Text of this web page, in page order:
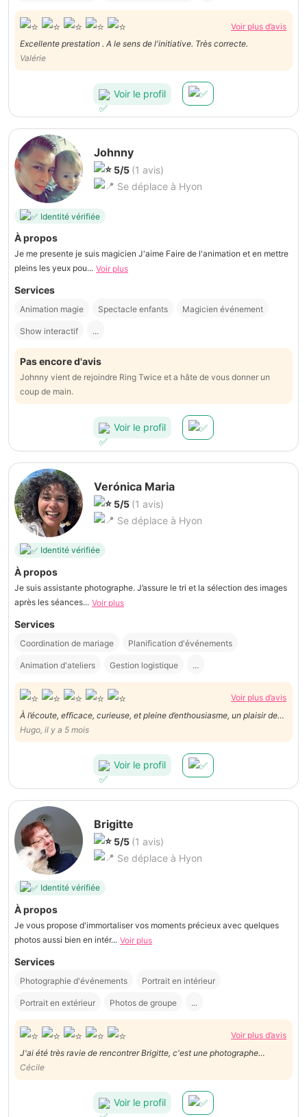
Voir plus d’avis
Excellente prestation . A le sens de l'initiative. Très correcte.
Valérie
Voir le profil
Johnny
5/5 (1 avis)
Se déplace à Hyon
Identité vérifiée
À propos
Je me presente je suis magicien J'aime Faire de l'animation et en mettre
pleins les yeux pou... Voir plus
Services
Animation magie Spectacle enfants Magicien événement
Show interactif ...
Pas encore d'avis
Johnny vient de rejoindre Ring Twice et a hâte de vous donner un
coup de main.
Voir le profil
Verónica Maria
5/5 (1 avis)
Se déplace à Hyon
Identité vérifiée
À propos
Je suis assistante photographe. J’assure le tri et la sélection des images
après les séances... Voir plus
Services
Coordination de mariage Planification d'événements
Animation d'ateliers Gestion logistique ...
Voir plus d’avis
À l’écoute, efficace, curieuse, et pleine d’enthousiasme, un plaisir de
collaborer avec elle !
Hugo, il y a 5 mois
Voir le profil
Brigitte
5/5 (1 avis)
Se déplace à Hyon
Identité vérifiée
À propos
Je vous propose d'immortaliser vos moments précieux avec quelques
photos aussi bien en intér... Voir plus
Services
Photographie d'événements Portrait en intérieur
Portrait en extérieur Photos de groupe ...
Voir plus d’avis
J'ai été très ravie de rencontrer Brigitte, c'est une photographe
formidable. Si j'en ai l'occasion je ferai encore appel )à ele. Je la
recommanderai à mes connaissances.
Cécile
Voir le profil